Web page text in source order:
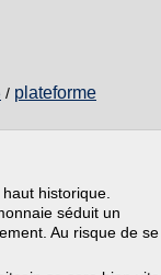
/ plateforme
historique.
séduit un
Au risque de se